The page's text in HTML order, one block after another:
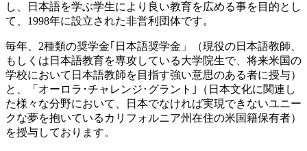
し、日本語を学ぶ学生により良い教育を広める事を目的とし
て、1998年に設立された非営利団体です。
毎年、2種類の奨学金｢日本語奨学金」（現役の日本語教師、
もしくは日本語教育を専攻している大学院生で、将来米国の
学校において日本語教師を目指す強い意思のある者に授与）
と、「オーロラ･チャレンジ･グラント｣（日本文化に関連し
た様々な分野において、日本でなければ実現できないユニー
クな夢を抱いているカリフォルニア州在住の米国籍保有者）
を授与しております。